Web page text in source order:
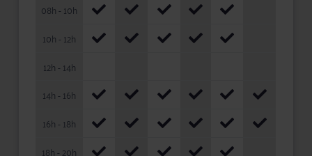
08h - 10h
10h - 12h
12h - 14h
14h - 16h
16h - 18h
18h - 20h